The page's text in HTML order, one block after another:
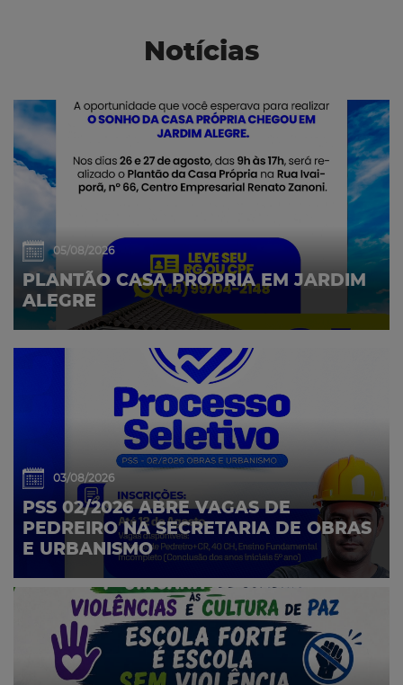
Notícias
05/08/2026
PLANTÃO CASA PRÓPRIA EM JARDIM
ALEGRE
03/08/2026
PSS 02/2026 ABRE VAGAS DE
PEDREIRO NA SECRETARIA DE OBRAS
E URBANISMO